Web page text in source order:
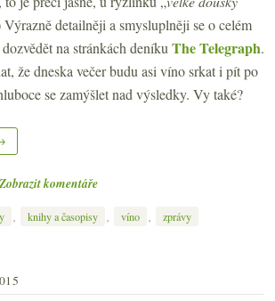
Výrazně detailněji a smysluplněji se o celém
na stránkách deníkuThe Telegraph.
že dneska večer budu asi víno srkat i pít po
se zamýšlet nad výsledky. Vy také?
Zobrazit komentáře
, knihy a časopisy , víno , zprávy